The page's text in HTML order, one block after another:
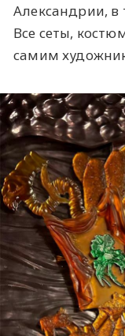
Александрии,
Все сеты,
самим